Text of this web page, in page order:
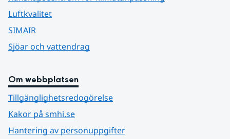
Luftkvalitet
SIMAIR
Sjöar och vattendrag
Om webbplatsen
Tillgänglighetsredogörelse
Kakor på smhi.se
Hantering av personuppgifter